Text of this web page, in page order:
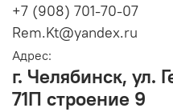
+7 (908) 701-70-07
Rem.Kt@yandex.ru
Адрес:
г. Челябинск, ул.
71П строение 9